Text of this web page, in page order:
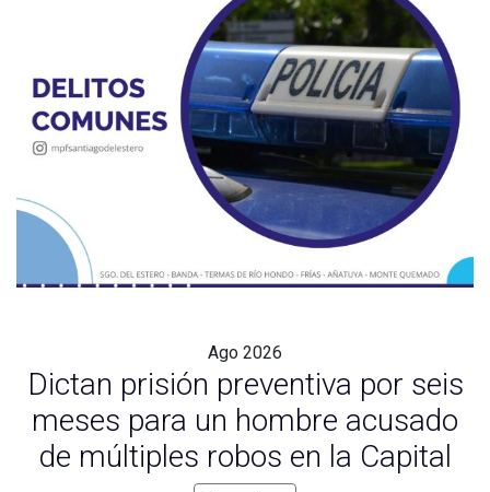
Ago 2026
Dictan prisión preventiva por seis
meses para un hombre acusado
de múltiples robos en la Capital